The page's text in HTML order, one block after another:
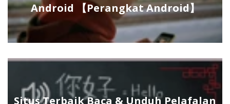
Android 【Perangkat Android】
Situs Terbaik Baca & Unduh Pelafalan